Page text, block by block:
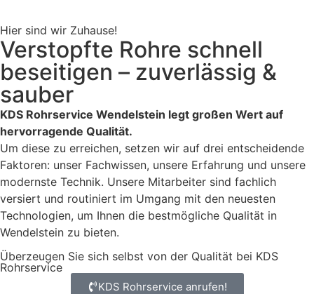
Hier sind wir Zuhause!
Verstopfte Rohre schnell
beseitigen – zuverlässig &
sauber
KDS Rohrservice Wendelstein legt großen Wert auf
hervorragende Qualität.
Um diese zu erreichen, setzen wir auf drei entscheidende
Faktoren: unser Fachwissen, unsere Erfahrung und unsere
modernste Technik. Unsere Mitarbeiter sind fachlich
versiert und routiniert im Umgang mit den neuesten
Technologien, um Ihnen die bestmögliche Qualität in
Wendelstein zu bieten.
Überzeugen Sie sich selbst von der Qualität bei KDS
Rohrservice
KDS Rohrservice anrufen!